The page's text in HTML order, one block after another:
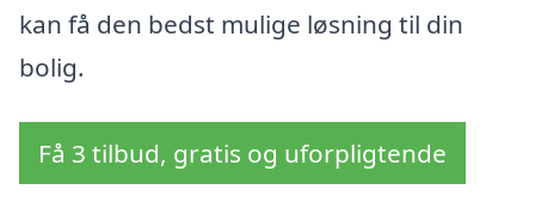
kan få den bedst mulige løsning til din
bolig.
Få 3 tilbud, gratis og uforpligtende